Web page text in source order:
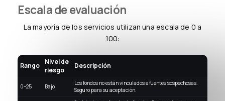
Escala de evaluación
La mayoría de los servicios utilizan una escala de 0 a
100:
Rango
Nivel de
riesgo
Descripción
0–25 Bajo
Los fondos no están vinculados a fuentes sospechosas.
Seguro para su aceptación.